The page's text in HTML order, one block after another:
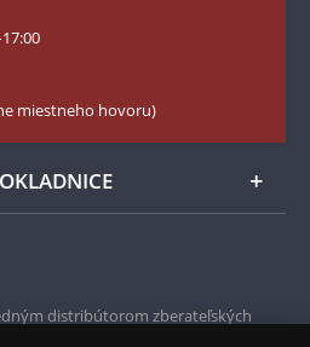
miestneho hovoru)
distribútorom zberateľských